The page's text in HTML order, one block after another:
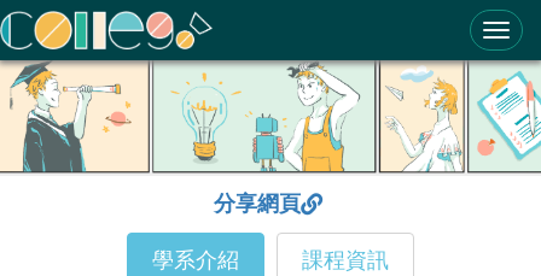
ColleGo! 大學選才與高中育才輔助系統
分享網頁
學系介紹 課程資訊